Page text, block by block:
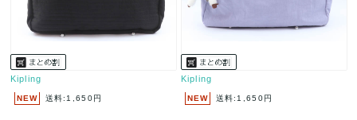
Kipling
NEW 送料:1,650円
Kipling
NEW 送料:1,650円